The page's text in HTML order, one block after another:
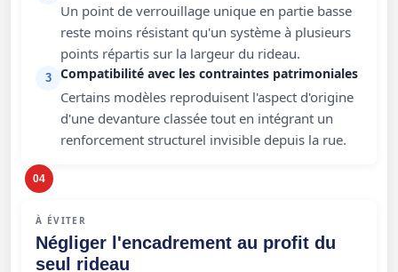
Un point de verrouillage unique en partie basse
reste moins résistant qu'un système à plusieurs
points répartis sur la largeur du rideau.
3 Compatibilité avec les contraintes patrimoniales
Certains modèles reproduisent l'aspect d'origine
d'une devanture classée tout en intégrant un
renforcement structurel invisible depuis la rue.
04
À ÉVITER
Négliger l'encadrement au profit du
seul rideau